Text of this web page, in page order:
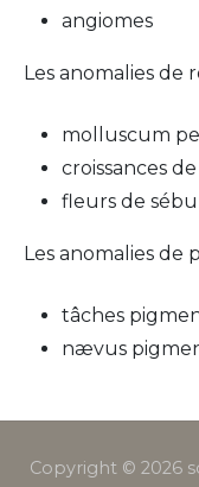
angiomes
Les anomalies de
molluscum
croissances
fleurs de
Les anomalies de
tâches
nævus
Copyright © 2026